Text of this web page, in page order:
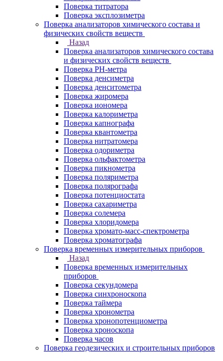
Поверка титратора
Поверка эксплозиметра
Поверка анализаторов химического состава и
физических свойств веществ
Назад
Поверка анализаторов химического состава
и физических свойств веществ
Поверка PH-метра
Поверка денсиметра
Поверка денситометра
Поверка жиромера
Поверка иономера
Поверка калориметра
Поверка капнографа
Поверка квантометра
Поверка нитратомера
Поверка одориметра
Поверка ольфактометра
Поверка пикнометра
Поверка поляриметра
Поверка полярографа
Поверка потенциостата
Поверка сахариметра
Поверка солемера
Поверка хлоридомера
Поверка хромато-масс-спектрометра
Поверка хроматографа
Поверка временных измерительных приборов
Назад
Поверка временных измерительных
приборов
Поверка секундомера
Поверка синхроноскопа
Поверка таймера
Поверка хронометра
Поверка хронопотенциометра
Поверка хроноскопа
Поверка часов
Поверка геодезических и строительных приборов